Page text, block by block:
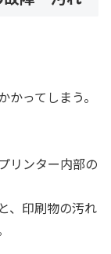
ってしまう。
リンター内部の
、印刷物の汚れ